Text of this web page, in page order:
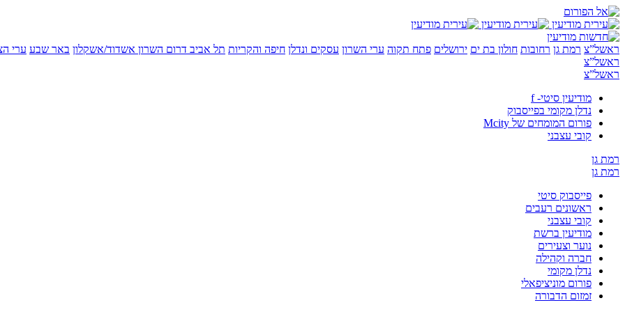
ראשל”צ רמת גן רחובות חולון בת ים ירושלים פתח תקוה ערי השרון עסקים ונדלן חיפה והקריות תל אביב דרום השרון אשדוד/אשקלון באר שבע ערי
ראשל”צ
ראשל”צ
מודיעין סיטי- f
נדלן מקומי בפייסבוק
פורום המומחים של Mcity
קובי עצבני
רמת גן
רמת גן
פייסבוק סיטי
ראשונים רעבים
קובי עצבני
מודיעין ברשת
נוער וצעירים
חברה וקהילה
נדלן מקומי
פורום מוניציפאלי
זמזום הדבורה